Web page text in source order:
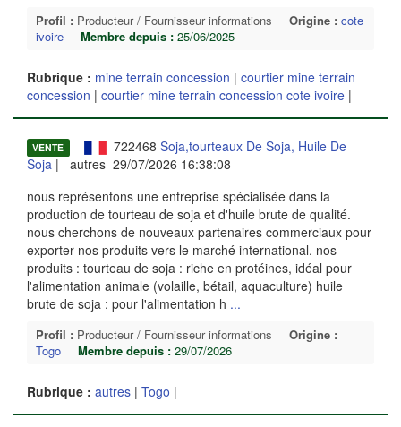
Profil : Producteur / Fournisseur informations Origine : cote
ivoire
Membre depuis : 25/06/2025
Rubrique : mine terrain concession | courtier mine terrain
concession | courtier mine terrain concession cote ivoire |
VENTE 722468 Soja,tourteaux De Soja, Huile De
Soja | autres 29/07/2026 16:38:08
nous représentons une entreprise spécialisée dans la
production de tourteau de soja et d'huile brute de qualité.
nous cherchons de nouveaux partenaires commerciaux pour
exporter nos produits vers le marché international. nos
produits : tourteau de soja : riche en protéines, idéal pour
l'alimentation animale (volaille, bétail, aquaculture) huile
brute de soja : pour l'alimentation h ...
Profil : Producteur / Fournisseur informations
Origine :
Togo
Membre depuis : 29/07/2026
Rubrique : autres | Togo |